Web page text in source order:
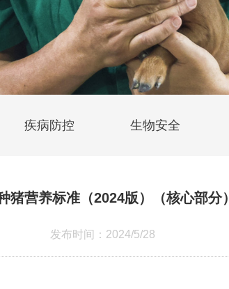
疾病防控 生物安全
猪营养标准（2024版）（核心部分）
发布时间：2024/5/28